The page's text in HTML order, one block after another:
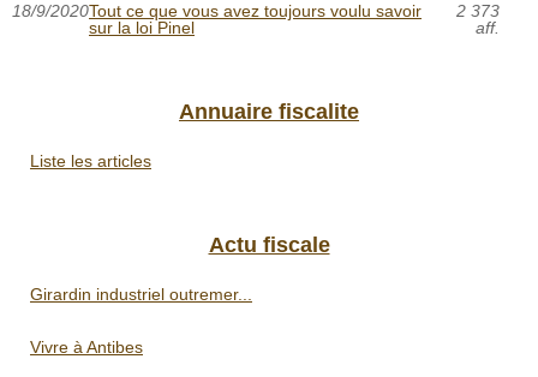
18/9/2020Tout ce que vous avez toujours voulu savoir
sur la loi Pinel
2 373
aff.
Annuaire fiscalite
Liste les articles
Actu fiscale
Girardin industriel outremer...
Vivre à Antibes